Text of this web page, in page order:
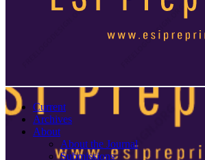
Current
Archives
About
About the Journal
Submissions